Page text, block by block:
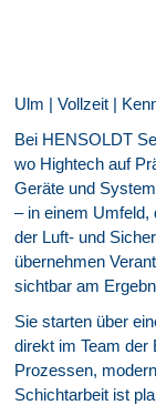
Ulm | Vollzeit |
Bei HENSOLDT
wo Hightech auf
Geräte und
– in einem
der Luft- und
übernehmen
sichtbar am
Sie starten über
direkt im Team
Prozessen,
Schichtarbeit ist